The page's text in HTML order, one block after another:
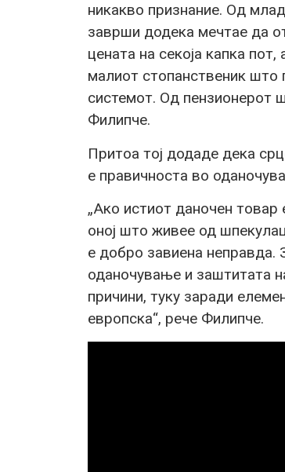
никакво признание. Од
заврши додека мечтае да
цената на секоја капка
малиот стопанственик што
системот. Од пензионерот
Филипче.
Притоа тој додаде дека
е правичноста во
„Ако истиот даночен
оној што живее од
е добро завиена
оданочување и заштитата
причини, туку заради
европска“, рече Филипче.